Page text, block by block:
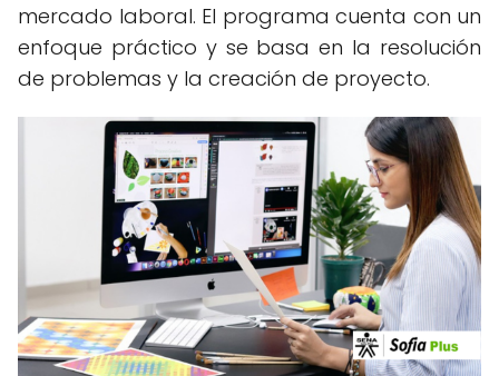
mercado laboral. El programa cuenta con un
enfoque práctico y se basa en la resolución
de problemas y la creación de proyecto.